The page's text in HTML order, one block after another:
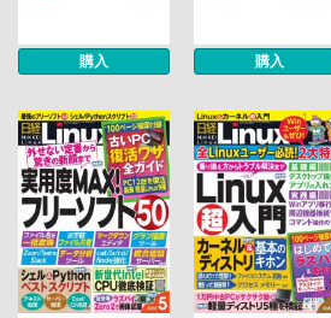
購入 購入